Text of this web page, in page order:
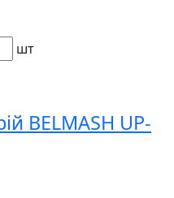
шт
BELMASH UP-